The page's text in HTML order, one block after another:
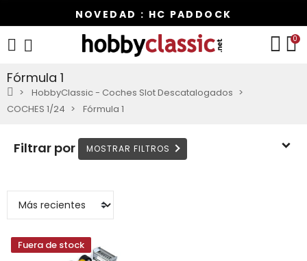
NOVEDAD : HC PADDOCK
0
Fórmula 1
HobbyClassic - Coches Slot Descatalogados
COCHES 1/24
Fórmula 1
Filtrar por
Fuera de stock